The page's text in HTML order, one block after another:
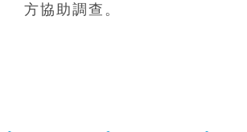
方協助調查。